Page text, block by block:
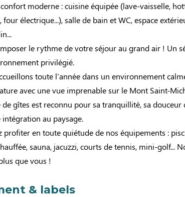
moderne : cuisine équipée (lave-vaisselle,
électrique...), salle de bain et WC, espace
le rythme de votre séjour au grand air ! Un
privilégié.
toute l'année dans un environnement
avec une vue imprenable sur le Mont Saint-
gîtes est reconnu pour sa tranquillité, sa douceur
intégration au paysage.
profiter en toute quiétude de nos équipements :
sauna, jacuzzi, courts de tennis, mini-golf...
que vous !
& labels